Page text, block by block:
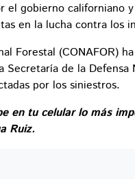
el gobierno californiano
en la lucha contra los
Forestal (CONAFOR)
de la Defensa
por los siniestros.
en tu celular lo más
Ruiz.